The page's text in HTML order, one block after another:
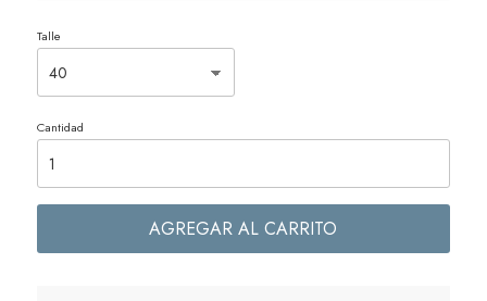
Talle
Cantidad
AGREGAR AL CARRITO